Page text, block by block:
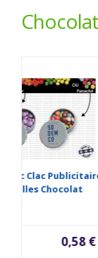
Boule
Ferrero -
Prix sur